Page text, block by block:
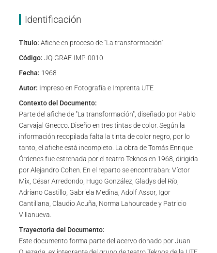
Identificación
Título: Afiche en proceso de "La transformación"
Código: JQ-GRAF-IMP-0010
Fecha: 1968
Autor: Impreso en Fotografía e Imprenta UTE
Contexto del Documento:
Parte del afiche de "La transformación", diseñado por Pablo
Carvajal Gnecco. Diseño en tres tintas de color. Según la
información recopilada falta la tinta de color negro, por lo
tanto, el afiche está incompleto. La obra de Tomás Enrique
Órdenes fue estrenada por el teatro Teknos en 1968, dirigida
por Alejandro Cohen. En el reparto se encontraban: Víctor
Mix, César Arredondo, Hugo González, Gladys del Río,
Adriano Castillo, Gabriela Medina, Adolf Assor, Igor
Cantillana, Claudio Acuña, Norma Lahourcade y Patricio
Villanueva.
Trayectoria del Documento:
Este documento forma parte del acervo donado por Juan